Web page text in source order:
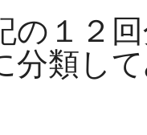
１２
分類し